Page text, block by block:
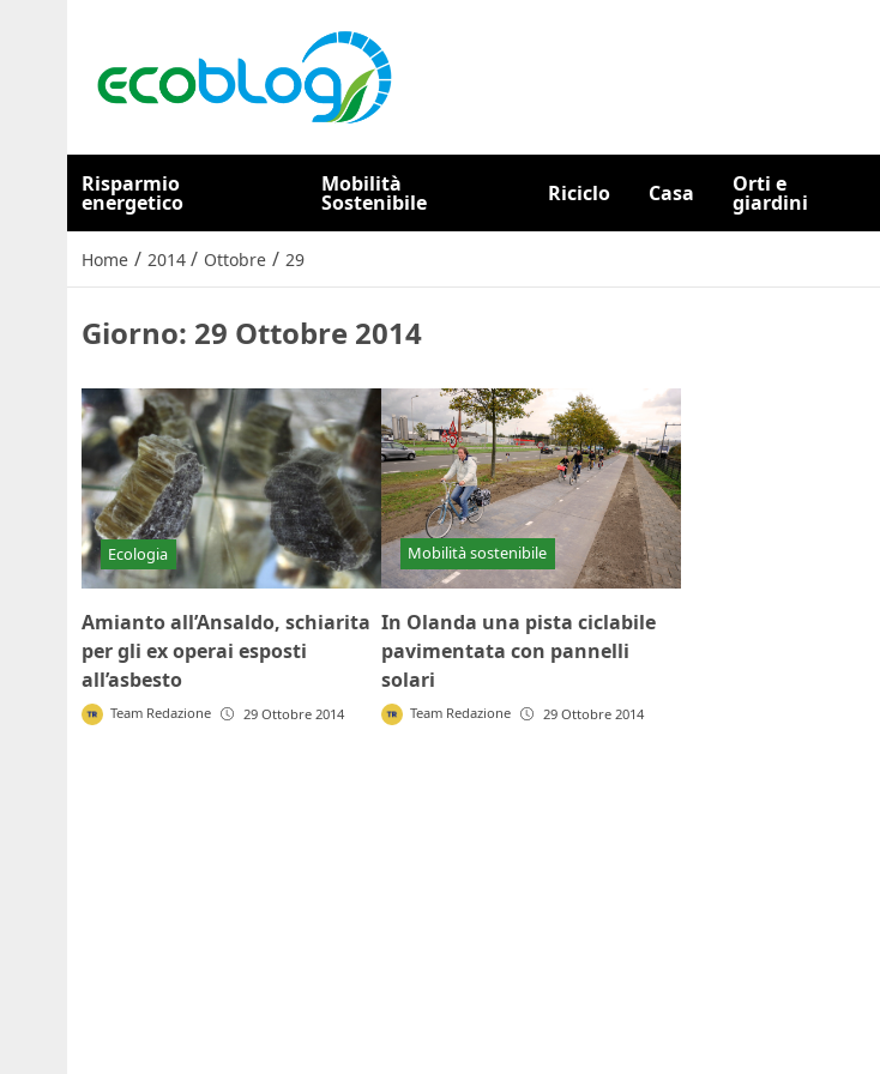
Risparmio
energetico
Mobilità
Sostenibile Riciclo Casa Orti e
giardini
Home / 2014 / Ottobre / 29
Giorno: 29 Ottobre 2014
Ecologia
Amianto all’Ansaldo, schiarita
per gli ex operai esposti
all’asbesto
Team Redazione 29 Ottobre 2014
Mobilità sostenibile
In Olanda una pista ciclabile
pavimentata con pannelli
solari
Team Redazione 29 Ottobre 2014